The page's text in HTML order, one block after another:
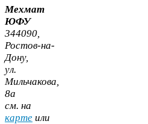
Мехмат
ЮФУ
344090
Ростов-​на-​
Дону,
ул.
Мильчакова,
8а
cм. на
карте или